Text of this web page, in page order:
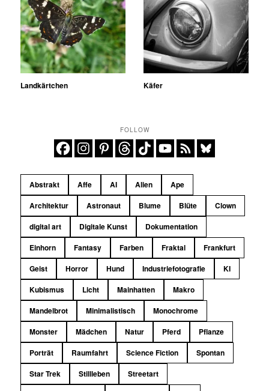
Landkärtchen Käfer
FOLLOW
Abstrakt Affe AI Alien
Ape
Architektur
Astronaut Blume Blüte
Clown
digital art
Digitale Kunst
Dokumentation
Einhorn
Fantasy Farben Fraktal
Frankfurt
Geist
Horror Hund Industriefotografie
KI
Kubismus
Licht Mainhatten
Makro
Mandelbrot
Minimalistisch
Monochrome
Monster
Mädchen Natur Pferd
Pflanze
Porträt
Raumfahrt Science Fiction
Spontan
Star Trek
Stillleben
Streetart